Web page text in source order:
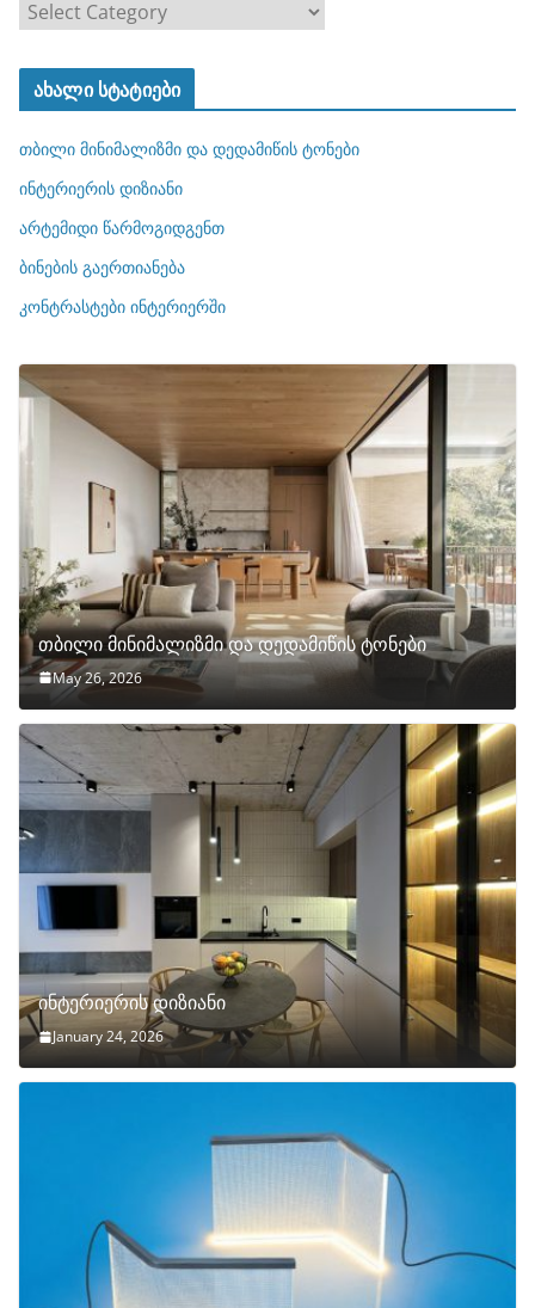
ა
ტ
ო
რ
ბ
ი
ახალი სტატიები
თბილი მინიმალიზმი და დედამიწის ტონები
ინტერიერის დიზიანი
არტემიდი წარმოგიდგენთ
ბინების გაერთიანება
კონტრასტები ინტერიერში
თბილი მინიმალიზმი და დედამიწის ტონები
May 26, 2026
ინტერიერის დიზიანი
January 24, 2026